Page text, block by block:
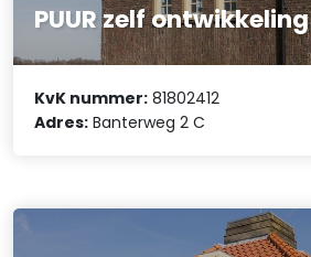
PUUR zelf ontwikkeling
KvK nummer: 81802412
Adres: Banterweg 2 C